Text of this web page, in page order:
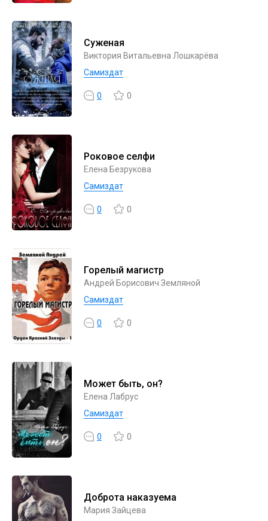
Суженая
Виктория Витальевна Лошкарёва
Самиздат
0 0
Роковое селфи
Елена Безрукова
Самиздат
0 0
Горелый магистр
Андрей Борисович Земляной
Самиздат
0 0
Может быть, он?
Елена Лабрус
Самиздат
0 0
Доброта наказуема
Мария Зайцева